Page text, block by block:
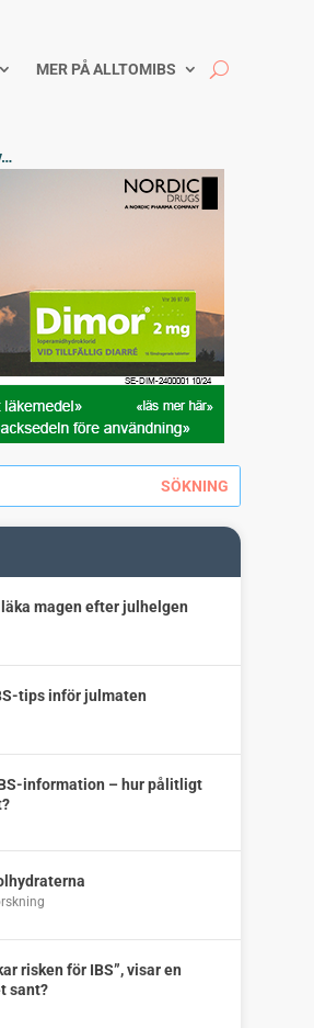
MER PÅ ALLTOMIBS
magen efter julhelgen
tips inför julmaten
information – hur pålitligt
risken för IBS”, visar en
sant?